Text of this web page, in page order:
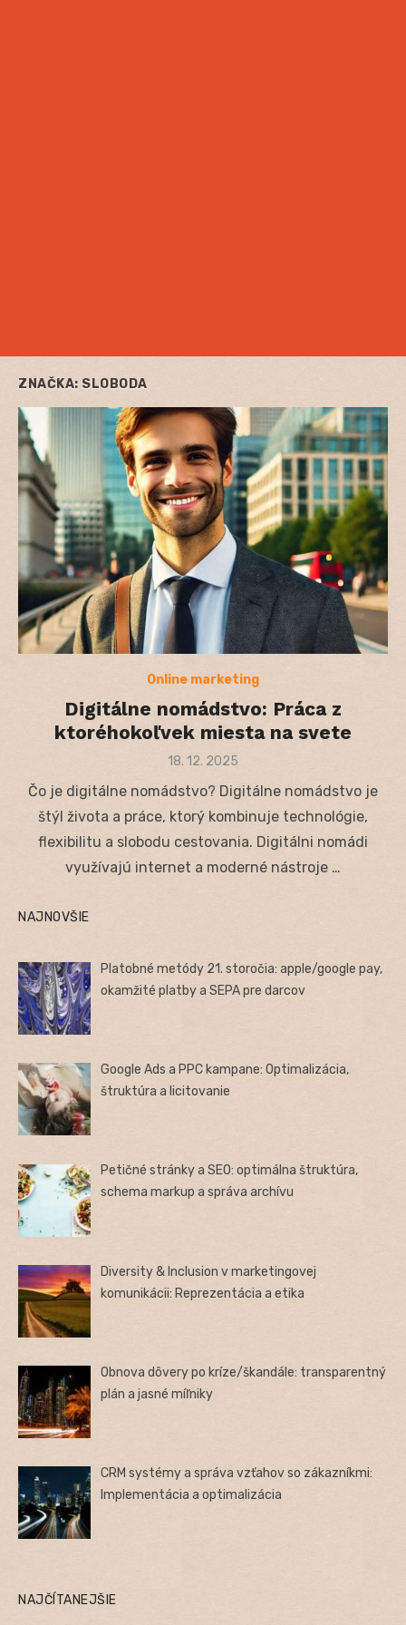
ZNAČKA: SLOBODA
Online marketing
Digitálne nomádstvo: Práca z
ktoréhokoľvek miesta na svete
Posted
18. 12. 2025
Čo je digitálne nomádstvo? Digitálne nomádstvo je
štýl života a práce, ktorý kombinuje technológie,
flexibilitu a slobodu cestovania. Digitálni nomádi
využívajú internet a moderné nástroje …
NAJNOVŠIE
Platobné metódy 21. storočia: apple/google pay,
okamžité platby a SEPA pre darcov
Google Ads a PPC kampane: Optimalizácia,
štruktúra a licitovanie
Petičné stránky a SEO: optimálna štruktúra,
schema markup a správa archívu
Diversity & Inclusion v marketingovej
komunikácii: Reprezentácia a etika
Obnova dôvery po kríze/škandále: transparentný
plán a jasné míľniky
CRM systémy a správa vzťahov so zákazníkmi:
Implementácia a optimalizácia
NAJČÍTANEJŠIE